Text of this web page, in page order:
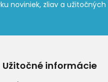
Užitočné informácie